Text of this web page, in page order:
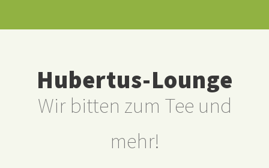
Hubertus-Lounge
Wir bitten zum Tee und
mehr!